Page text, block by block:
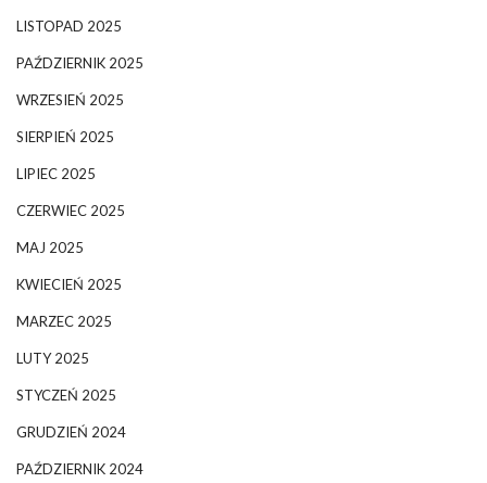
LISTOPAD 2025
PAŹDZIERNIK 2025
WRZESIEŃ 2025
SIERPIEŃ 2025
LIPIEC 2025
CZERWIEC 2025
MAJ 2025
KWIECIEŃ 2025
MARZEC 2025
LUTY 2025
STYCZEŃ 2025
GRUDZIEŃ 2024
PAŹDZIERNIK 2024